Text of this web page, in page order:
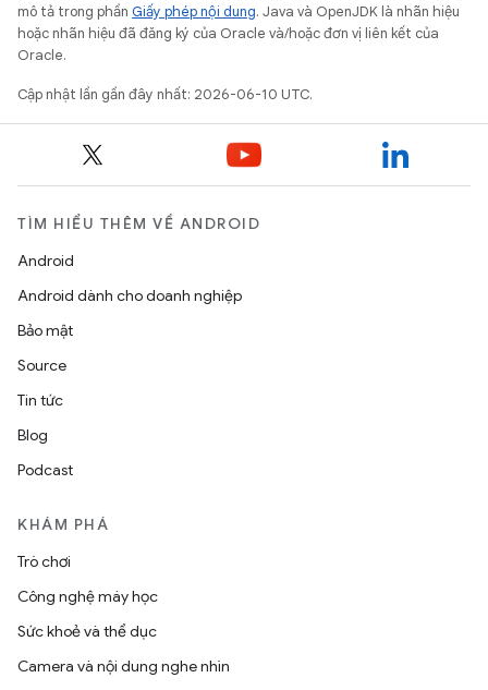
mô tả trong phần Giấy phép nội dung. Java và OpenJDK là nhãn hiệu
hoặc nhãn hiệu đã đăng ký của Oracle và/hoặc đơn vị liên kết của
Oracle.
Cập nhật lần gần đây nhất: 2026-06-10 UTC.
TÌM HIỂU THÊM VỀ ANDROID
Android
Android dành cho doanh nghiệp
Bảo mật
Source
Tin tức
Blog
Podcast
KHÁM PHÁ
Trò chơi
Công nghệ máy học
Sức khoẻ và thể dục
Camera và nội dung nghe nhìn